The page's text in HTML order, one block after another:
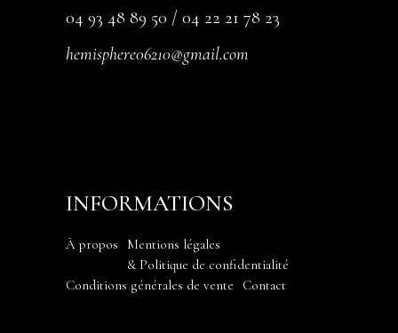
04 93 48 89 50 / 04 22 21 78 23
hemisphere06210@gmail.com
INFORMATIONS
À propos
Mentions légales
& Politique de confidentialité
Conditions générales de vente
Contact